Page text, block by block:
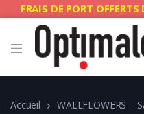
FRAIS DE PORT OFFERTS
Accueil
WALLFLOWERS –